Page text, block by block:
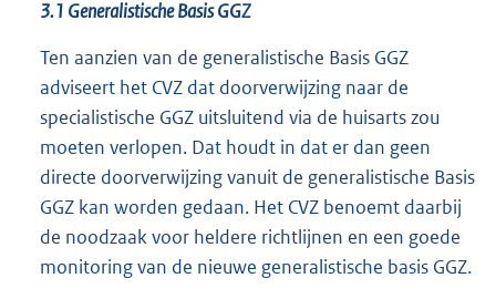
3.1 Generalistische Basis GGZ
Ten aanzien van de generalistische Basis GGZ
adviseert het CVZ dat doorverwijzing naar de
specialistische GGZ uitsluitend via de huisarts zou
moeten verlopen. Dat houdt in dat er dan geen
directe doorverwijzing vanuit de generalistische Basis
GGZ kan worden gedaan. Het CVZ benoemt daarbij
de noodzaak voor heldere richtlijnen en een goede
monitoring van de nieuwe generalistische basis GGZ.